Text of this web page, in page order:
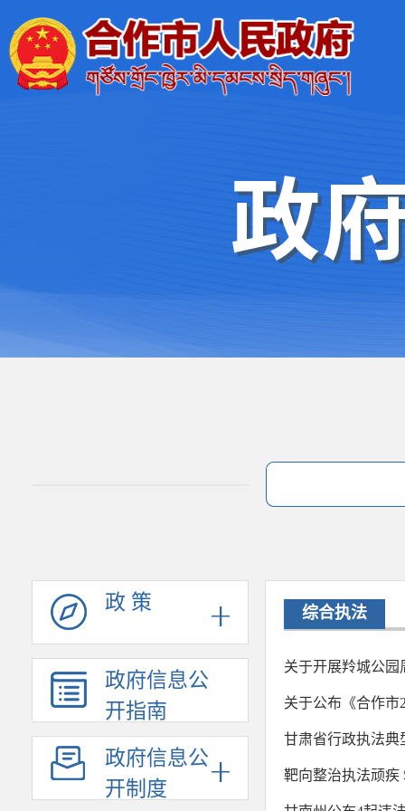
政 策
政府信息公
开指南
政府信息公
开制度
综合执法
关于开展羚城公
关于公布《合作市
甘肃省行政执法典
靶向整治执法顽